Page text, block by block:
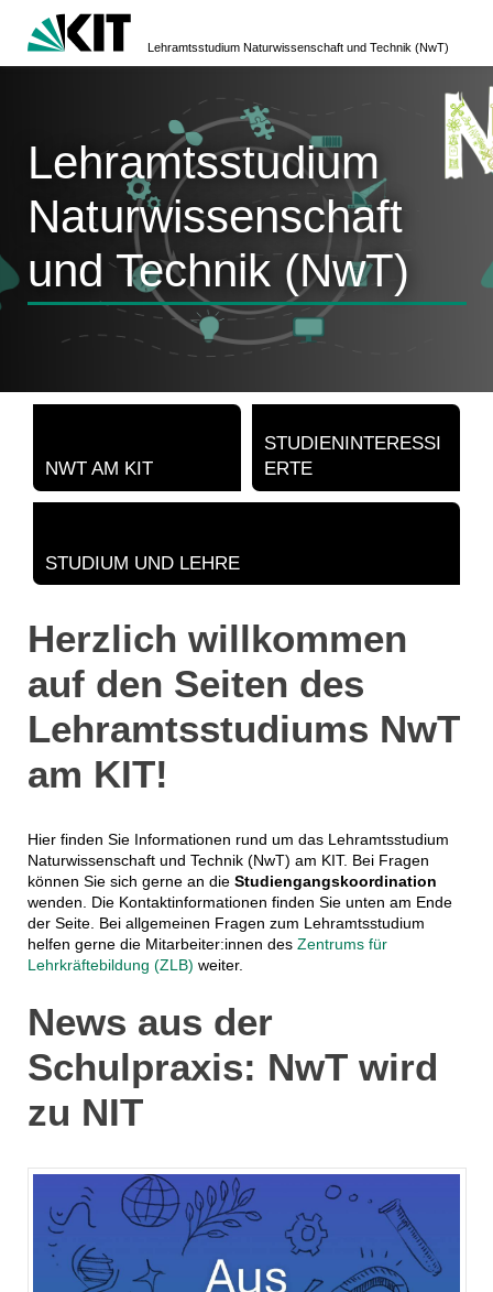
Lehramtsstudium Naturwissenschaft und Technik (NwT)
Lehramtsstudium
Naturwissenschaft
und Technik (NwT)
NWT AM KIT
STUDIENINTERESSI
ERTE
STUDIUM UND LEHRE
Herzlich willkommen
auf den Seiten des
Lehramtsstudiums NwT
am KIT!
Hier finden Sie Informationen rund um das Lehramtsstudium
Naturwissenschaft und Technik (NwT) am KIT. Bei Fragen
können Sie sich gerne an die Studiengangskoordination
wenden. Die Kontaktinformationen finden Sie unten am Ende
der Seite. Bei allgemeinen Fragen zum Lehramtsstudium
helfen gerne die Mitarbeiter:innen des Zentrums für
Lehrkräftebildung (ZLB) weiter.
News aus der
Schulpraxis: NwT wird
zu NIT